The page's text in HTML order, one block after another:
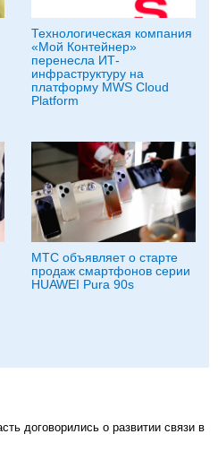
Технологическая компания
«Мой Контейнер»
перенесла ИТ-
инфраструктуру на
платформу MWS Cloud
Platform
МТС объявляет о старте
продаж смартфонов серии
HUAWEI Pura 90s
договорились о развитии связи в